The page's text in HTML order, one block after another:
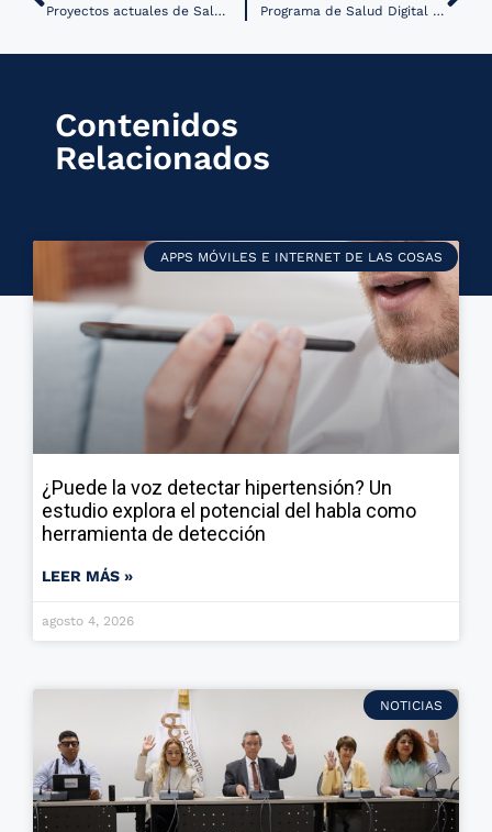
Proyectos actuales de Salud Digital en los países de Centroamérica Programa de Salud Digital de Buenos Aires amplía su estrategia a más municipios
Contenidos
Relacionados
APPS MÓVILES E INTERNET DE LAS COSAS
¿Puede la voz detectar hipertensión? Un
estudio explora el potencial del habla como
herramienta de detección
LEER MÁS »
agosto 4, 2026
NOTICIAS